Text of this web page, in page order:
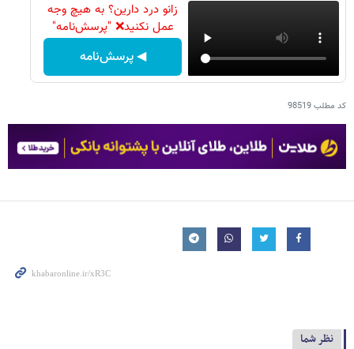
زانو درد دارین؟ به هیچ وجه
عمل نکنید❌ "پرسش‌نامه"
◀ پرسش‌نامه
کد مطلب98519
نظر شما